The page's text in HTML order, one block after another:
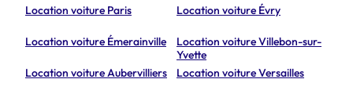
Location voiture Paris
Location voiture Évry
Location voiture Émerainville
Location voiture Villebon-sur-
Yvette
Location voiture Aubervilliers
Location voiture Versailles